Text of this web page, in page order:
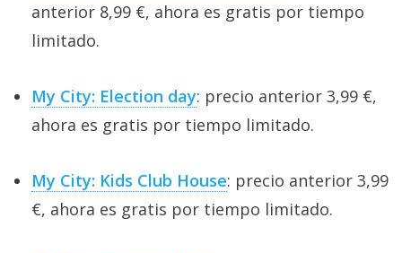
anterior 8,99 €, ahora es gratis por tiempo
limitado.
My City: Election day: precio anterior 3,99 €,
ahora es gratis por tiempo limitado.
My City: Kids Club House: precio anterior 3,99
€, ahora es gratis por tiempo limitado.